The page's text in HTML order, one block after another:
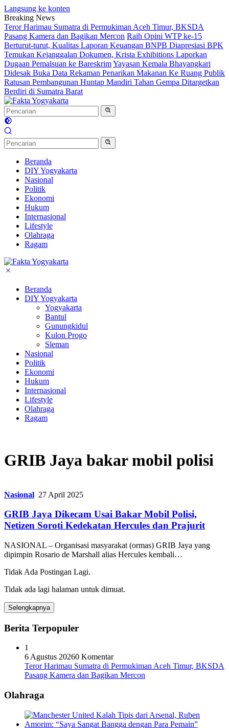
Langsung ke konten
Breaking News
Teror Harimau Sumatra di Permukiman Aceh Timur, BKSDA
Pasang Kamera dan Bagikan Mercon Raih Opini WTP ke-15
Berturut-turut, Kualitas Laporan Keuangan BNPB Diapresiasi BPK
Temukan Kejanggalan Dokumen, Krista Exhibitions Laporkan
Dugaan Pemalsuan ke BareskrimYayasan Kemala Bhayangkari
Didesak Buka Data Rekaman Penarikan Makanan Ke Ruang Publik
Ratusan Pembangunan Huntap Mandiri Tahan Gempa Ditargetkan
Berdiri di Sumatra Barat
Beranda
DIY Yogyakarta
Nasional
Politik
Ekonomi
Hukum
Internasional
Lifestyle
Olahraga
Ragam
Beranda
DIY Yogyakarta
Yogyakarta
Bantul
Gunungkidul
Kulon Progo
Sleman
Nasional
Politik
Ekonomi
Hukum
Internasional
Lifestyle
Olahraga
Ragam
GRIB Jaya bakar mobil polisi
Nasional 27 April 2025
GRIB Jaya Dikecam Usai Bakar Mobil Polisi,
Netizen Soroti Kedekatan Hercules dan Prajurit
NASIONAL – Organisasi masyarakat (ormas) GRIB Jaya yang
dipimpin Rosario de Marshall alias Hercules kembali…
Tidak Ada Postingan Lagi.
Tidak ada lagi halaman untuk dimuat.
Selengkapnya
Berita Terpopuler
1
6 Agustus 20260 Komentar
Teror Harimau Sumatra di Permukiman Aceh Timur, BKSDA
Pasang Kamera dan Bagikan Mercon
Olahraga